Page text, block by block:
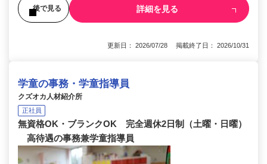
後で見る 詳細を見る
更新日： 2026/07/28 掲載終了日： 2026/10/31
学童の事務・学童指導員
クズオカ人材紹介所
正社員
無資格OK・ブランクOK 完全週休2日制（土曜・日曜）
高待遇の事務兼学童指導員